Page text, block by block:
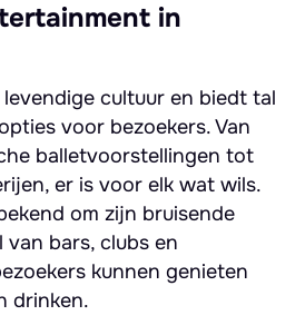
in
cultuur en biedt tal
voor bezoekers. Van
balletvoorstellingen tot
er is voor elk wat wils.
om zijn bruisende
bars, clubs en
kunnen genieten
drinken.